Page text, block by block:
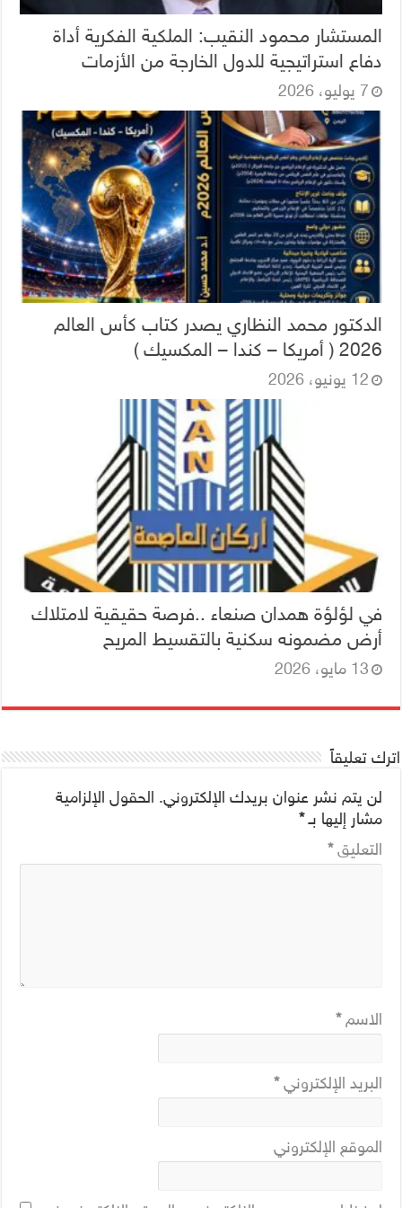
المستشار محمود النقيب: الملكية الفكرية أداة
دفاع استراتيجية للدول الخارجة من الأزمات
7 يوليو، 2026
الدكتور محمد النظاري يصدر كتاب كأس العالم
2026 ( أمريكا – كندا – المكسيك )
12 يونيو، 2026
في لؤلؤة همدان صنعاء ..فرصة حقيقية لامتلاك
أرض مضمونه سكنية بالتقسيط المريح
13 مايو، 2026
اترك تعليقاً
لن يتم نشر عنوان بريدك الإلكتروني. الحقول الإلزامية
مشار إليها بـ*
التعليق*
الاسم*
البريد الإلكتروني*
الموقع الإلكتروني